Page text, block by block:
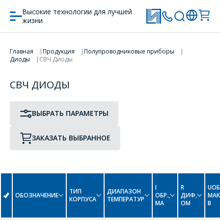
Высокие технологии для лучшей
жизни
Главная Продукция
Полупроводниковые приборы
Диоды
СВЧ Диоды
СВЧ ДИОДЫ
ВЫБРАТЬ ПАРАМЕТРЫ
ПРОТОТИП ТИП КОРПУСА
К
КД-17
ЗАКАЗАТЬ ВЫБРАННОЕ
ПЕРЕЙТИ В КОРЗИНУ
ПРОДОЛЖИТЬ ПОКУПКИ
ОБОЗНАЧЕНИЕ
ТИП
КОРПУСА
ДИАПАЗОН
ТЕМПЕРАТУР
I
ОБР.,
МА
R
ДИФ,
ОМ
В
ОФОРМИТЬ ЗАКАЗ